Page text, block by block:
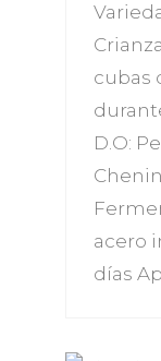
cubas
D.O:
acero
días